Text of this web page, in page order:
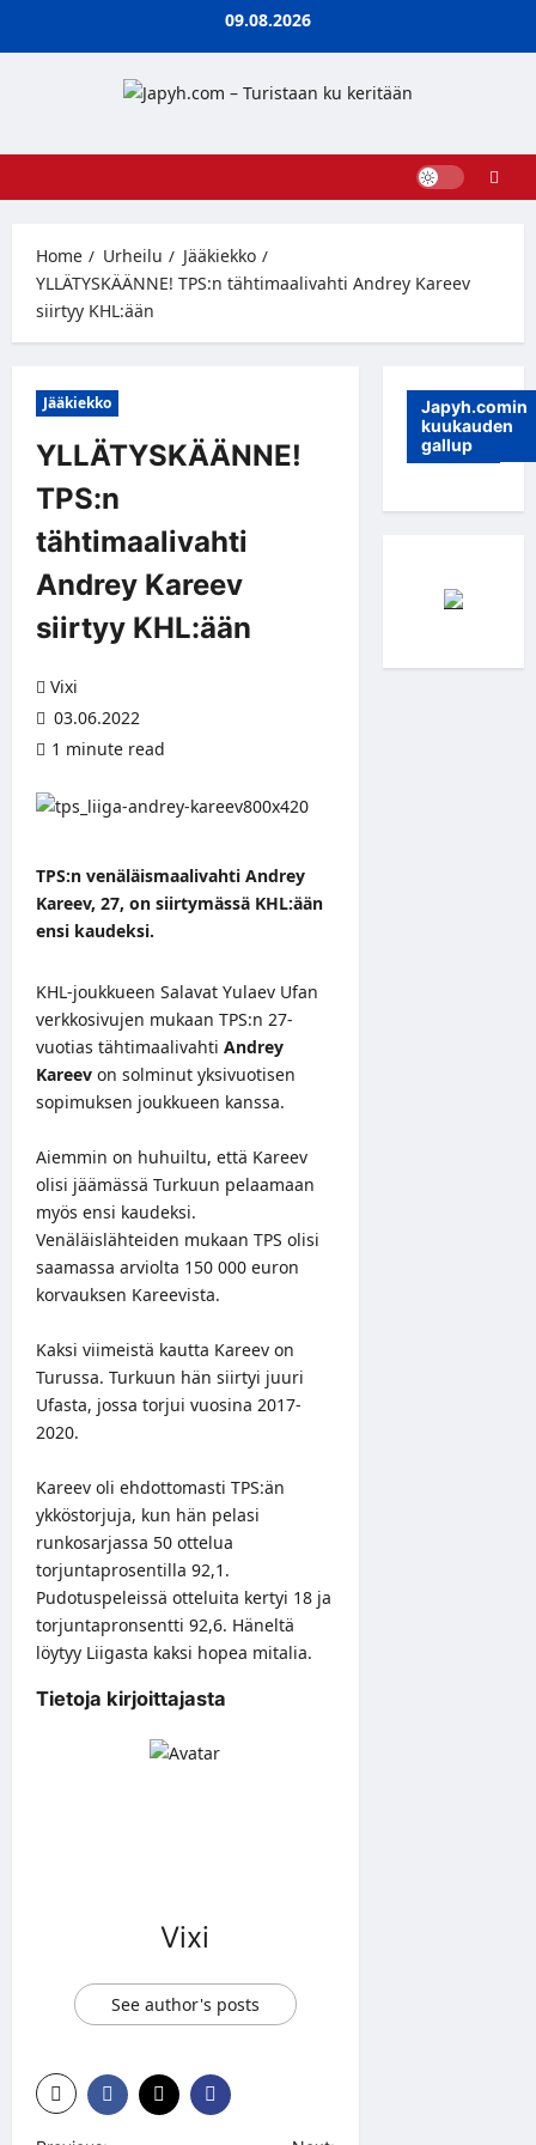
09.08.2026
Home Urheilu
Jääkiekko
YLLÄTYSKÄÄNNE! TPS:n tähtimaalivahti Andrey Kareev
siirtyy KHL:ään
Jääkiekko
YLLÄTYSKÄÄNNE!
TPS:n
tähtimaalivahti
Andrey Kareev
siirtyy KHL:ään
Vixi
03.06.2022
1 minute read
TPS:n venäläismaalivahti Andrey
Kareev, 27, on siirtymässä KHL:ään
ensi kaudeksi.
KHL-joukkueen Salavat Yulaev Ufan
verkkosivujen mukaan TPS:n 27-
vuotias tähtimaalivahti Andrey
Kareev on solminut yksivuotisen
sopimuksen joukkueen kanssa.
Aiemmin on huhuiltu, että Kareev
olisi jäämässä Turkuun pelaamaan
myös ensi kaudeksi.
Venäläislähteiden mukaan TPS olisi
saamassa arviolta 150 000 euron
korvauksen Kareevista.
Kaksi viimeistä kautta Kareev on
Turussa. Turkuun hän siirtyi juuri
Ufasta, jossa torjui vuosina 2017-
2020.
Kareev oli ehdottomasti TPS:än
ykköstorjuja, kun hän pelasi
runkosarjassa 50 ottelua
torjuntaprosentilla 92,1.
Pudotuspeleissä otteluita kertyi 18 ja
torjuntapronsentti 92,6. Häneltä
löytyy Liigasta kaksi hopea mitalia.
Tietoja kirjoittajasta
Vixi
See author's posts
Japyh.comin
kuukauden
gallup